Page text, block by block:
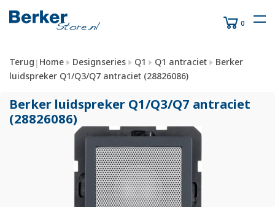
0
Terug | Home Designseries Q1 Q1 antraciet
Berker
luidspreker Q1/Q3/Q7 antraciet (28826086)
Berker luidspreker Q1/Q3/Q7 antraciet
(28826086)